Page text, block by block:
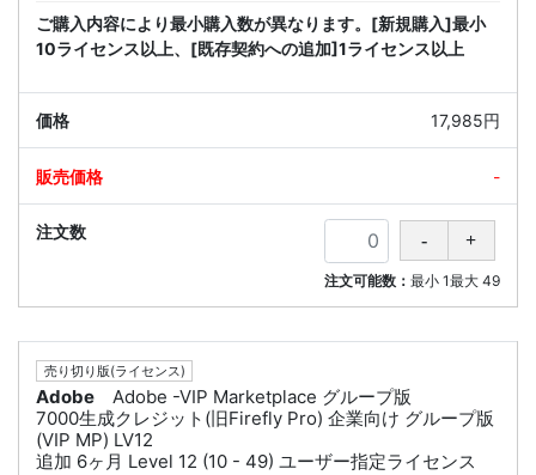
ご購入内容により最小購入数が異なります。[新規購入]最小
10ライセンス以上、[既存契約への追加]1ライセンス以上
17,985円
-
注文可能数： 最小 1最大 49
売り切り版(ライセンス)
Adobe
Adobe -VIP Marketplace グループ版
7000生成クレジット(旧Firefly Pro) 企業向け グループ版
(VIP MP) LV12
追加 6ヶ月 Level 12 (10 - 49) ユーザー指定ライセンス